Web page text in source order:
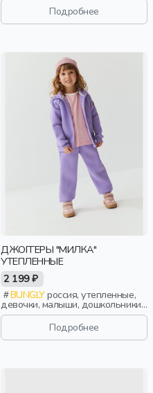
Подробнее
ДЖОГГЕРЫ "МИЛКА"
УТЕПЛЕННЫЕ
2 199 ₽
BUNGLYроссия, утепленные,
девочки, малыши, дошкольники,
дети
Подробнее